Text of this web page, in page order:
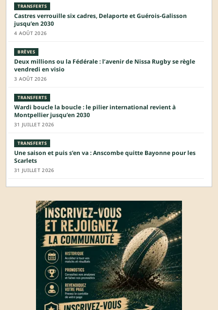
TRANSFERTS
Castres verrouille six cadres, Delaporte et Guérois-Galisson
jusqu’en 2030
4 AOÛT 2026
BRÈVES
Deux millions ou la Fédérale : l’avenir de Nissa Rugby se règle
vendredi en visio
3 AOÛT 2026
TRANSFERTS
Wardi boucle la boucle : le pilier international revient à
Montpellier jusqu’en 2030
31 JUILLET 2026
TRANSFERTS
Une saison et puis s’en va : Anscombe quitte Bayonne pour les
Scarlets
31 JUILLET 2026